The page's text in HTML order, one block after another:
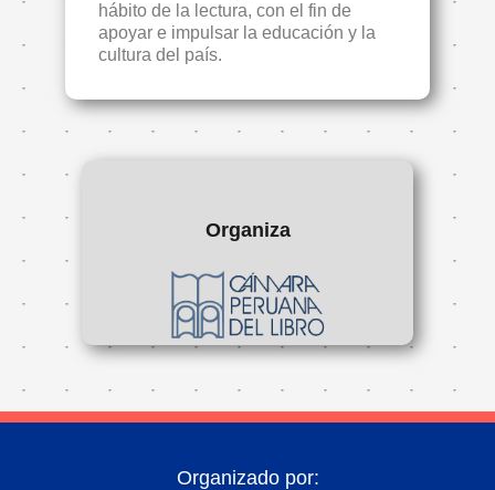
hábito de la lectura, con el fin de
apoyar e impulsar la educación y la
cultura del país.
Organiza
Organizado por: